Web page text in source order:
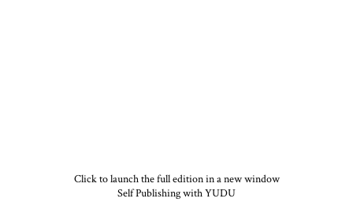
Click to launch the full edition in a new window
Self Publishing with YUDU